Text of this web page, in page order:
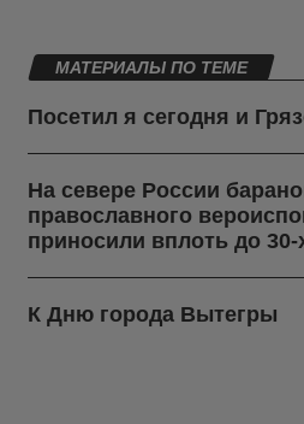
МАТЕРИАЛЫ ПО ТЕМЕ
Посетил я сегодня и
На севере России
православного
приносили вплоть до
К Дню города Вытегры